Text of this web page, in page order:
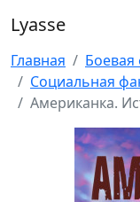
Lyasse
Главная Боевая
Социальная
Американка.